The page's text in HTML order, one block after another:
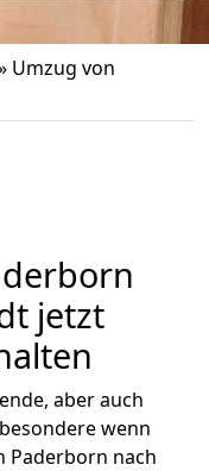
Umzug von
jetzt
aber auch
wenn
Paderborn nach